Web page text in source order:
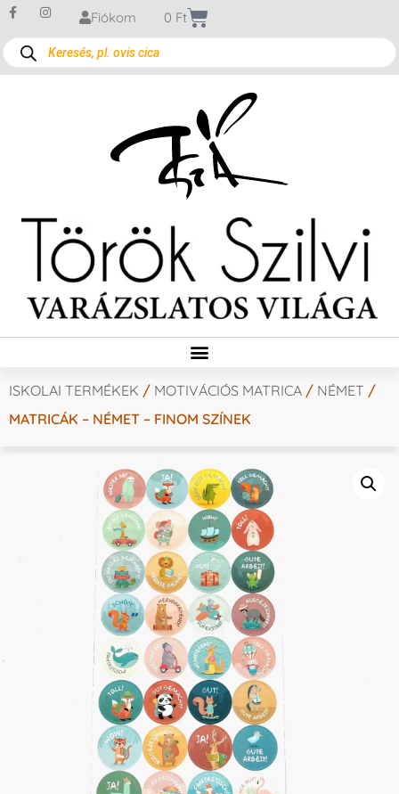
Fiókom 0 Ft
ISKOLAI TERMÉKEK / MOTIVÁCIÓS MATRICA / NÉMET /
MATRICÁK – NÉMET – FINOM SZÍNEK